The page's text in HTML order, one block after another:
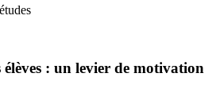
: un levier de motivation